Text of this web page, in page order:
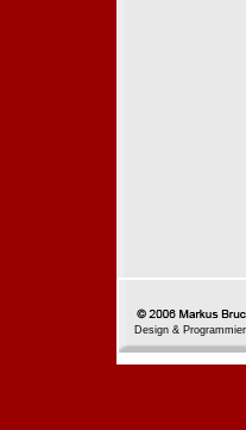
Design &